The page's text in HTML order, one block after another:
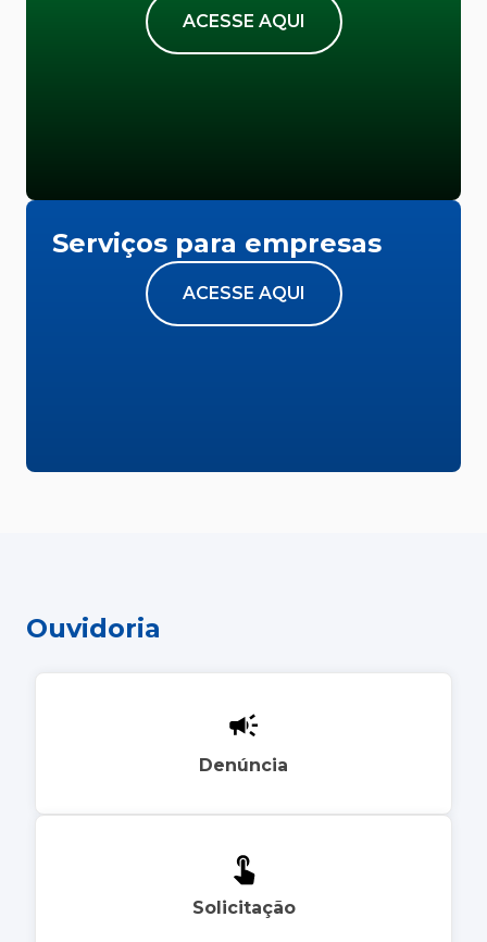
ACESSE AQUI
Serviços para empresas
ACESSE AQUI
Ouvidoria
Denúncia
Solicitação